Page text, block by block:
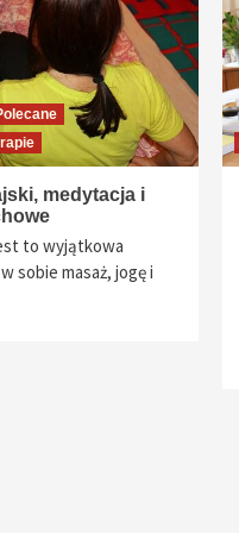
medytacja i
to wyjątkowa
sobie masaż, jogę i